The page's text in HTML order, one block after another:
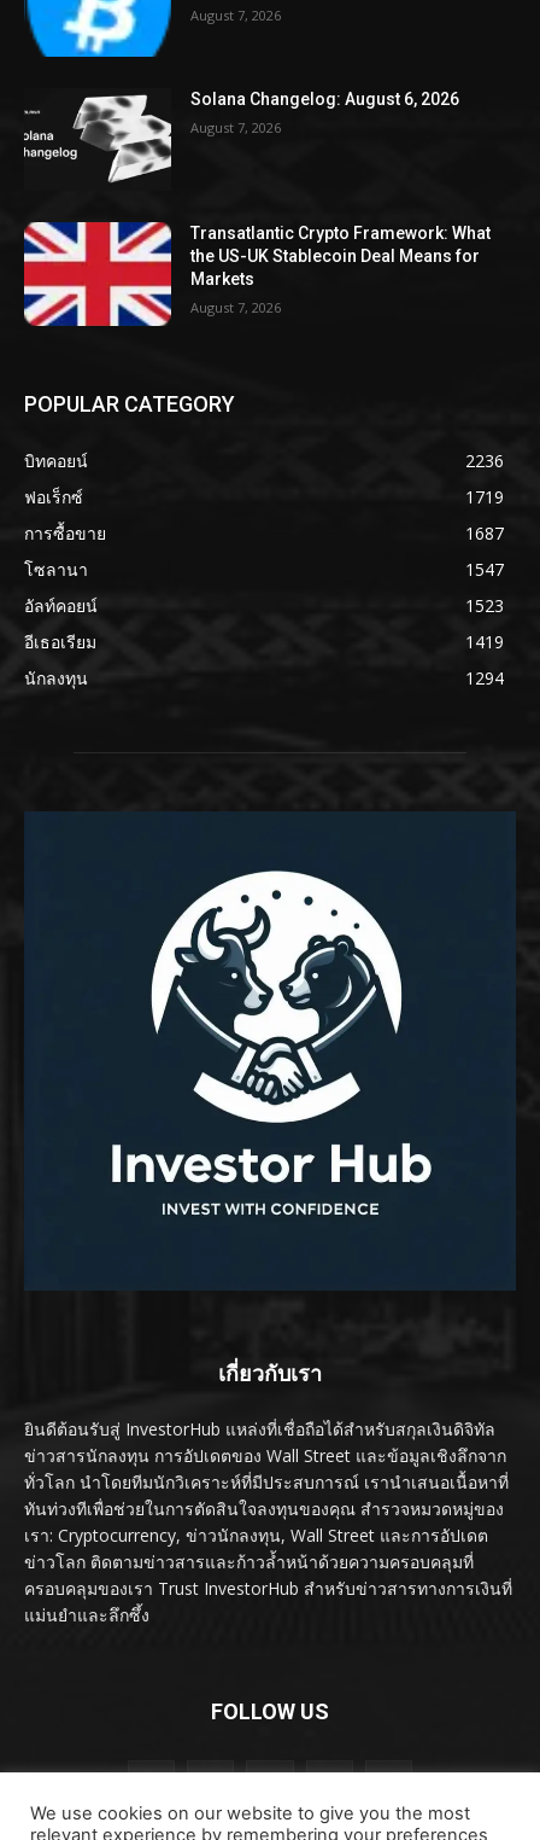
August 7, 2026
Solana Changelog: August 6, 2026
August 7, 2026
Transatlantic Crypto Framework: What
the US-UK Stablecoin Deal Means for
Markets
August 7, 2026
POPULAR CATEGORY
บิทคอยน์
2236
ฟอเร็กซ์
1719
การซื้อขาย
1687
โซลานา
1547
อัลท์คอยน์
1523
อีเธอเรียม
1419
นักลงทุน
1294
เกี่ยวกับเรา
ยินดีต้อนรับสู่ InvestorHub แหล่งที่เชื่อถือได้สำหรับสกุลเงินดิจิทัล
ข่าวสารนักลงทุน การอัปเดตของ Wall Street และข้อมูลเชิงลึกจาก
ทั่วโลก นำโดยทีมนักวิเคราะห์ที่มีประสบการณ์ เรานำเสนอเนื้อหาที่
ทันท่วงทีเพื่อช่วยในการตัดสินใจลงทุนของคุณ สำรวจหมวดหมู่ของ
เรา: Cryptocurrency, ข่าวนักลงทุน, Wall Street และการอัปเดต
ข่าวโลก ติดตามข่าวสารและก้าวล้ำหน้าด้วยความครอบคลุมที่
ครอบคลุมของเรา Trust InvestorHub สำหรับข่าวสารทางการเงินที่
แม่นยำและลึกซึ้ง
FOLLOW US
We use cookies on our website to give you the most
relevant experience by remembering your preferences